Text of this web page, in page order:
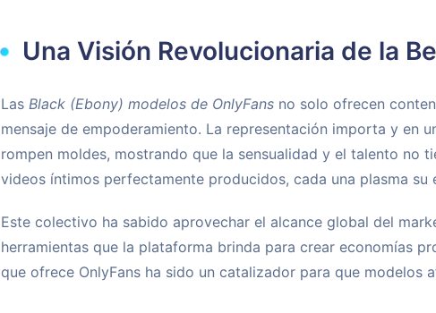
Una Visión Revolucionaria de la
Las Black (Ebony) modelos de OnlyFans no solo ofrecen
mensaje de empoderamiento. La representación importa y en
rompen moldes, mostrando que la sensualidad y el talento no
videos íntimos perfectamente producidos, cada una plasma su
Este colectivo ha sabido aprovechar el alcance global del
herramientas que la plataforma brinda para crear economías
que ofrece OnlyFans ha sido un catalizador para que modelos